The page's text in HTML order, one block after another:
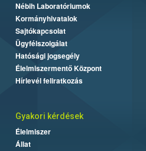
Nébih Laboratóriumok
Kormányhivatalok
Sajtókapcsolat
Ügyfélszolgálat
Hatósági jogsegély
Élelmiszermentő Központ
Hírlevél feliratkozás
Gyakori kérdések
Élelmiszer
Állat